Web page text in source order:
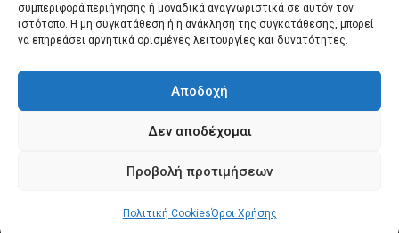
συμπεριφορά περιήγησης ή μοναδικά αναγνωριστικά σε αυτόν τον
ιστότοπο. Η μη συγκατάθεση ή η ανάκληση της συγκατάθεσης, μπορεί
να επηρεάσει αρνητικά ορισμένες λειτουργίες και δυνατότητες.
Αποδοχή
Δεν αποδέχομαι
Προβολή προτιμήσεων
Πολιτική CookiesΌροι Χρήσης
Αρχική Νέα του Συλλόγου Θέματα e-Magazino
Πολιτική Cookies (ΕΕ)
© 2025 pansypo.gr